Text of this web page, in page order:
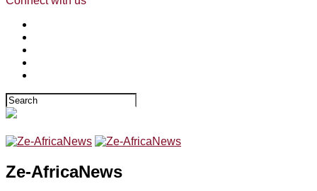
Ze-AfricaNews